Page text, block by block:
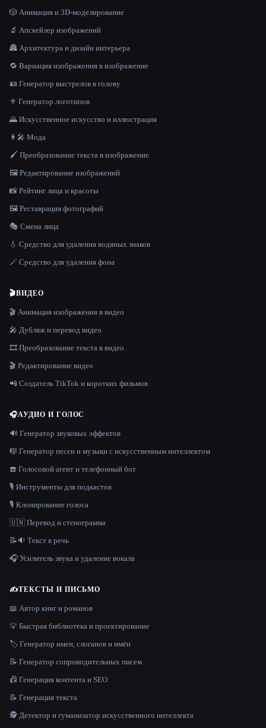
🎲 Анимация и 3D-моделирование
🔬 Апскейлер изображений
🏯 Архитектура и дизайн интерьера
🔁 Вариация изображения в изображение
🪪 Генератор выстрелов в голову
⚜️ Генератор логотипов
🌄 Искусственное искусство и иллюстрация
👩‍🎤 Мода
🖌️ Преобразование текста в изображение
🖼️ Редактирование изображений
📸 Рейтинг лица и красоты
🖼️ Реставрация фотографий
🎭 Смена лица
💧 Средство для удаления водяных знаков
🪄 Средство для удаления фона
🎬ВИДЕО
🎬 Анимация изображения в видео
🎤 Дубляж и перевод видео
🎞️ Преобразование текста в видео
🎬 Редактирование видео
📲 Создатель TikTok и коротких фильмов
🎧АУДИО И ГОЛОС
🔊 Генератор звуковых эффектов
🎼 Генератор песен и музыки с искусственным интеллектом
☎️ Голосовой агент и телефонный бот
🎙️ Инструменты для подкастов
🎙️ Клонирование голоса
🇺🇳 Перевод и стенограмма
📝🔉 Текст в речь
🎧 Усилитель звука и удаление вокала
✍️ТЕКСТЫ И ПИСЬМО
📖 Автор книг и романов
💡 Быстрая библиотека и проектирование
🏷️ Генератор имен, слоганов и имён
📝 Генератор сопроводительных писем
📠 Генерация контента и SEO
📝 Генерация текста
🕵️ Детектор и гуманизатор искусственного интеллекта